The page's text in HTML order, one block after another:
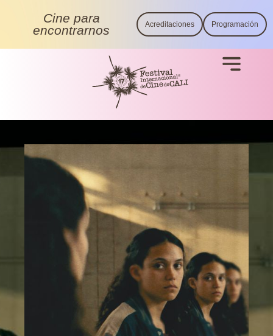
Cine para
encontrarnos
Acreditaciones Programación